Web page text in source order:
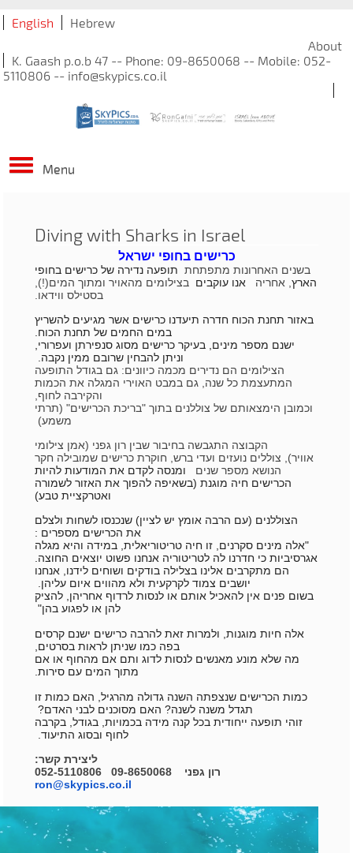
Hebrew
English
About
K. Gaash p.o.b 47 -- Phone: 09-8650068 -- Mobile: 052-
5110806 -- info@skypics.co.il
Menu
Diving with Sharks in Israel
כרישים בחופי ישראל
בשנים האחרונות מתפתחת ​ תופעה נדירה של כרישים בחופי
הארץ​, אחריה אנו עוקבים בצילומים מהאויר ומתוך המים(!),
בסטילס ווידאו.
באזור תחנת הכוח חדרה תיעדנו כרישים אשר מגיעים להשריץ
במים החמים של תחנת הכוח.
ישנם מספר מינים, בעיקר כרישים מסוג סנפירתן ועפרורי,
וניתן להבחין שרובם ממין נקבה.
​הצילומים הם נדירים מכמה כיוונים: גם בגודל התופעה
המתעצמת כל שנה, גם במבט האוירי המגלה את הכמות
והקירבה לחוף,
וכמובן הימצאותם של צוללנים בתוך "בריכת הכרישים" (תרתי
משמע)
הקבוצה התגבשה בחיבור שבין רון גפני (אמן צילומי
אוויר), צוללים נועזים ועדי ברש, חוקרת כרישים שמובילה חקר
הנושא מספר שנים
ומנסה לקדם את המודעות להיות
הכרישים חיה מוגנת (בשאיפה להפוך את האזור לשמורה
ואטרקציית טבע)
הצוללנים (עם הרבה אומץ יש לציין) שנכנסו לשחות ולצלם
את הכרישים מספרים :
"אלה מינים סקרנים, זו חיה טריטוריאלית, במידה והיא מגלה
אגרסיביות כי חדרנו לה לטריטוריה אנחנו פשוט יוצאים החוצה.
הם מתקרבים אלינו בצלילה בודקים ושוחים לידנו, אנחנו
יושבים צמוד לקרקעית ולא מהווים איום עליהן.
בשום פנים אין להאכיל אותם או לנסות לרדוף אחריהן, להציק
להן או לפגוע בהן"
אלה חיות מוגנות, ולמרות זאת להרבה כרישים ישנם קרסים
בפה כמו שניתן לראות בסרטים,
מה שלא מונע מאנשים לנסות לדוג ותם אם מהחוף או אם
מתוך המים עם סירות.
כמות הכרישים שנצפתה השנה גדולה מהרגיל, האם כמות זו
תגדל משנה לשנה? האם מסוכנים לבני האדם?
זוהי תופעה ייחודית בכל קנה מידה בכמויות, בגודל, בקרבה
לחוף ובסוג התיעוד.
ליצירת קשר:
רון גפני 09-8650068 052-5110806
ron@skypics.co.il